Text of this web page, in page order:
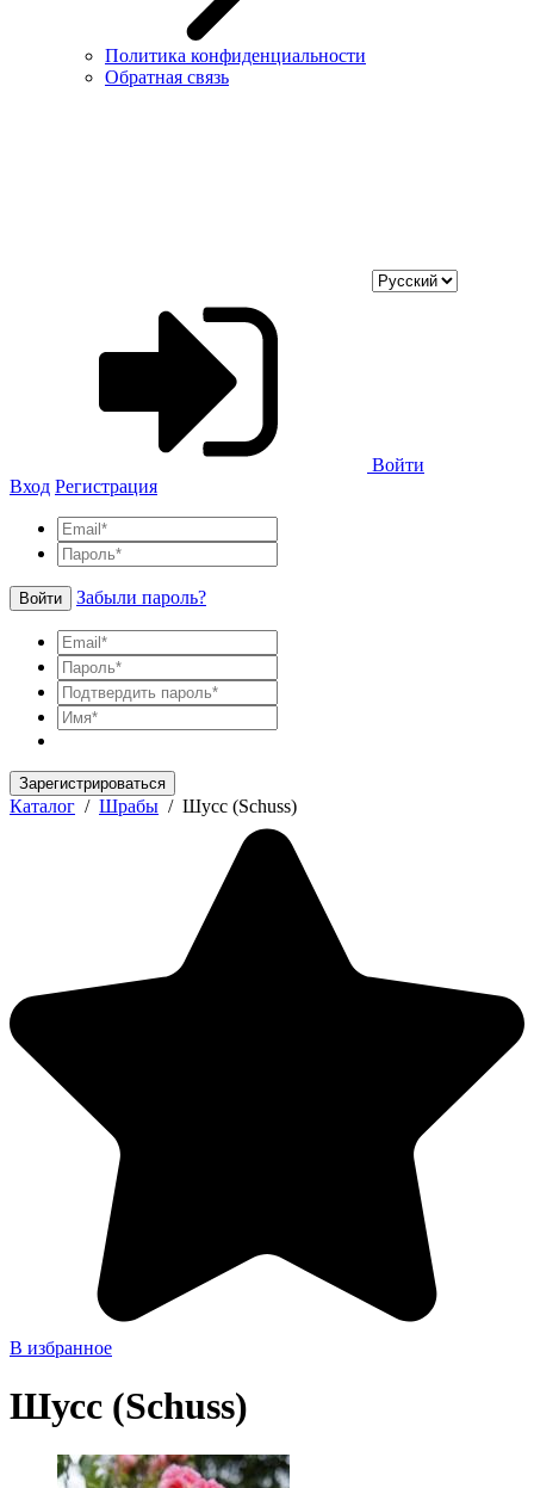
Политика конфиденциальности
Обратная связь
Войти
Вход Регистрация
Войти Забыли пароль?
Зарегистрироваться
Каталог / Шрабы / Шусс (Schuss)
В избранное
Шусс (Schuss)